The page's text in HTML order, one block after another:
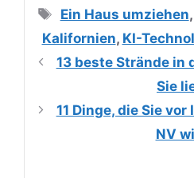
Tags
Ein Haus umziehen,
Kalifornien, KI-
13 beste Strände in
Sie
11 Dinge, die Sie
NV